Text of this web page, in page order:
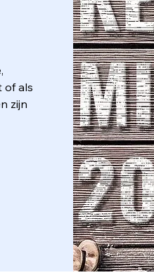
of als
zijn